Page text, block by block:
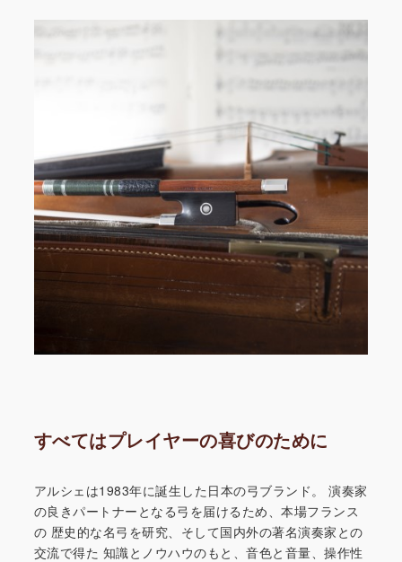
すべてはプレイヤーの喜びのために
アルシェは1983年に誕生した日本の弓ブランド。
演奏家
の良きパートナーとなる弓を届けるため、本場フランス
の 歴史的な名弓を研究、そして国内外の著名演奏家との
交流で得た 知識とノウハウのもと、音色と音量、操作性